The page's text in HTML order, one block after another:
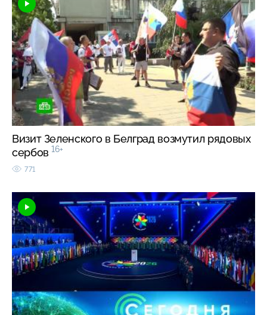
Визит Зеленского в Белград возмутил рядовых
сербов 16+
771